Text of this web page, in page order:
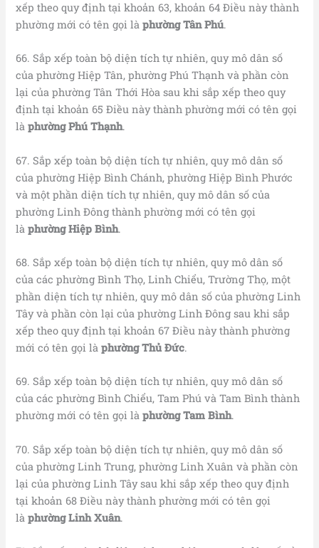
xếp theo quy định tại khoản 63, khoản 64 Điều này thành
phường mới có tên gọi làphường Tân Phú.
66. Sắp xếp toàn bộ diện tích tự nhiên, quy mô dân số
của phường Hiệp Tân, phường Phú Thạnh và phần còn
lại của phường Tân Thới Hòa sau khi sắp xếp theo quy
định tại khoản 65 Điều này thành phường mới có tên gọi
là phường Phú Thạnh.
67. Sắp xếp toàn bộ diện tích tự nhiên, quy mô dân số
của phường Hiệp Bình Chánh, phường Hiệp Bình Phước
và một phần diện tích tự nhiên, quy mô dân số của
phường Linh Đông thành phường mới có tên gọi
làphường Hiệp Bình.
68. Sắp xếp toàn bộ diện tích tự nhiên, quy mô dân số
của các phường Bình Thọ, Linh Chiểu, Trường Thọ, một
phần diện tích tự nhiên, quy mô dân số của phường Linh
Tây và phần còn lại của phường Linh Đông sau khi sắp
xếp theo quy định tại khoản 67 Điều này thành phường
mới có tên gọi làphường Thủ Đức.
69. Sắp xếp toàn bộ diện tích tự nhiên, quy mô dân số
của các phường Bình Chiểu, Tam Phú và Tam Bình thành
phường mới có tên gọi làphường Tam Bình.
70. Sắp xếp toàn bộ diện tích tự nhiên, quy mô dân số
của phường Linh Trung, phường Linh Xuân và phần còn
lại của phường Linh Tây sau khi sắp xếp theo quy định
tại khoản 68 Điều này thành phường mới có tên gọi
làphườngLinh Xuân.